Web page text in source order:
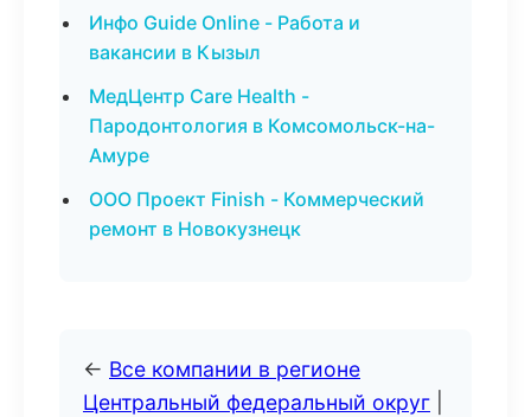
Инфо Guide Online - Работа и
вакансии в Кызыл
МедЦентр Care Health -
Пародонтология в Комсомольск-на-
Амуре
ООО Проект Finish - Коммерческий
ремонт в Новокузнецк
← Все компании в регионе
Центральный федеральный округ